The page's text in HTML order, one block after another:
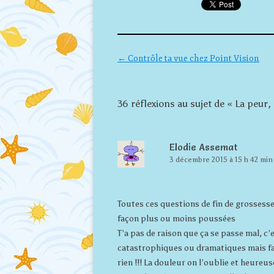
Navigation des articles
← Contrôle ta vue chez Point Vision
36 réflexions au sujet de « La
Elodie Assemat
3 décembre 2015 à 15 h 42 min
Toutes ces questions de fin de
façon plus ou moins poussées
T’a pas de raison que ça se passe mal,
catastrophiques ou dramatiques mais
rien !!! La douleur on l’oublie et